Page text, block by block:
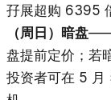
孖展超购 6395
（周日）暗盘——
盘提前定价；若
投资者可在 5 月